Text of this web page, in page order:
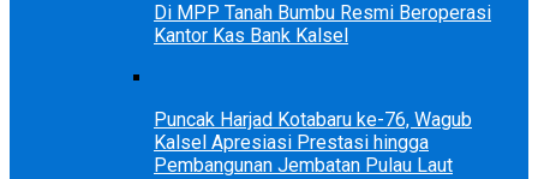
Di MPP Tanah Bumbu Resmi Beroperasi
Kantor Kas Bank Kalsel
Puncak Harjad Kotabaru ke-76, Wagub
Kalsel Apresiasi Prestasi hingga
Pembangunan Jembatan Pulau Laut